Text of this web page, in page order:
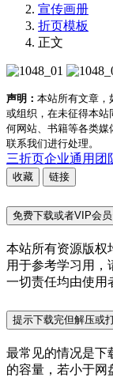
宣传画册
折页模板
正文
声明： 本站所有文章，
或组织，在未征得本
何网站、书籍等各类
联系我们进行处理。
三折页企业通用 团
收藏 链接
免费下载或者VIP会
本站所有资源版权
用于参考学习用，
一切责任均由使用
提示下载完但解压或
最常见的情况是下
的容量，若小于网